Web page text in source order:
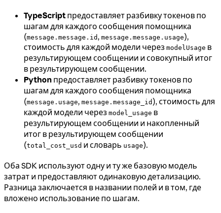
TypeScript предоставляет разбивку токенов по
шагам для каждого сообщения помощника
(message.message.id , message.message.usage),
стоимость для каждой модели через modelUsage в
результирующем сообщении и совокупный итог
в результирующем сообщении.
Python предоставляет разбивку токенов по
шагам для каждого сообщения помощника
(message.usage, message.message_id ), стоимость для
каждой модели через model_usage в
результирующем сообщении и накопленный
итог в результирующем сообщении
(total_cost_usd и словарь usage).
Оба SDK используют одну и ту же базовую модель
затрат и предоставляют одинаковую детализацию.
Разница заключается в названии полей и в том, где
вложено использование по шагам.